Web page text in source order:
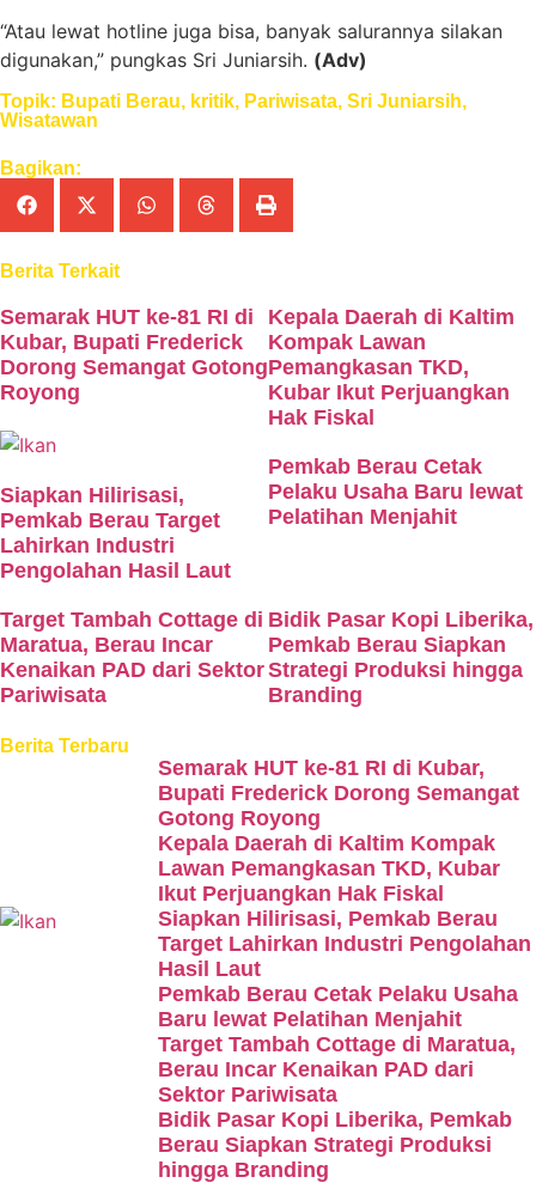
“Atau lewat hotline juga bisa, banyak salurannya silakan
digunakan,” pungkas Sri Juniarsih. (Adv)
Topik: Bupati Berau, kritik, Pariwisata, Sri Juniarsih,
Wisatawan
Bagikan:
Berita Terkait
Semarak HUT ke-81 RI di
Kubar, Bupati Frederick
Dorong Semangat Gotong
Royong
Kepala Daerah di Kaltim
Kompak Lawan
Pemangkasan TKD,
Kubar Ikut Perjuangkan
Hak Fiskal
Siapkan Hilirisasi,
Pemkab Berau Target
Lahirkan Industri
Pengolahan Hasil Laut
Pemkab Berau Cetak
Pelaku Usaha Baru lewat
Pelatihan Menjahit
Target Tambah Cottage di
Maratua, Berau Incar
Kenaikan PAD dari Sektor
Pariwisata
Bidik Pasar Kopi Liberika,
Pemkab Berau Siapkan
Strategi Produksi hingga
Branding
Berita Terbaru
Semarak HUT ke-81 RI di Kubar,
Bupati Frederick Dorong Semangat
Gotong Royong
Kepala Daerah di Kaltim Kompak
Lawan Pemangkasan TKD, Kubar
Ikut Perjuangkan Hak Fiskal
Siapkan Hilirisasi, Pemkab Berau
Target Lahirkan Industri Pengolahan
Hasil Laut
Pemkab Berau Cetak Pelaku Usaha
Baru lewat Pelatihan Menjahit
Target Tambah Cottage di Maratua,
Berau Incar Kenaikan PAD dari
Sektor Pariwisata
Bidik Pasar Kopi Liberika, Pemkab
Berau Siapkan Strategi Produksi
hingga Branding